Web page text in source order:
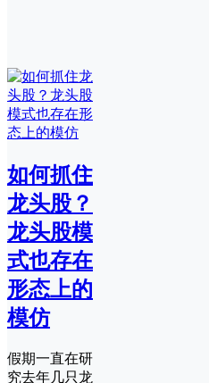
如何抓住
龙头股？
龙头股模
式也存在
形态上的
模仿
假期一直在研
究去年几只龙